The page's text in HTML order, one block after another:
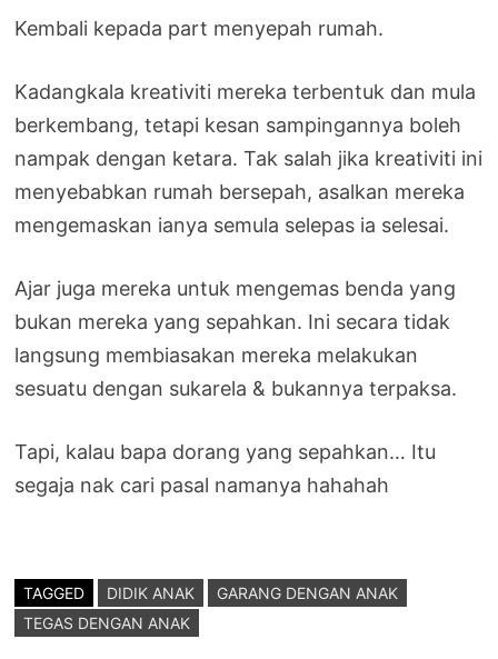
Kembali kepada part menyepah rumah.
Kadangkala kreativiti mereka terbentuk dan mula
berkembang, tetapi kesan sampingannya boleh
nampak dengan ketara. Tak salah jika kreativiti ini
menyebabkan rumah bersepah, asalkan mereka
mengemaskan ianya semula selepas ia selesai.
Ajar juga mereka untuk mengemas benda yang
bukan mereka yang sepahkan. Ini secara tidak
langsung membiasakan mereka melakukan
sesuatu dengan sukarela & bukannya terpaksa.
Tapi, kalau bapa dorang yang sepahkan… Itu
segaja nak cari pasal namanya hahahah
TAGGED DIDIK ANAK
GARANG DENGAN ANAK
TEGAS DENGAN ANAK